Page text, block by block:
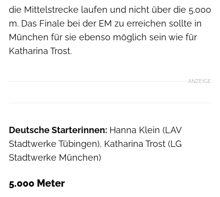
die Mittelstrecke laufen und nicht über die 5.000
m. Das Finale bei der EM zu erreichen sollte in
München für sie ebenso möglich sein wie für
Katharina Trost.
ANZEIGE
Deutsche Starterinnen: Hanna Klein (LAV
Stadtwerke Tübingen), Katharina Trost (LG
Stadtwerke München)
5.000 Meter